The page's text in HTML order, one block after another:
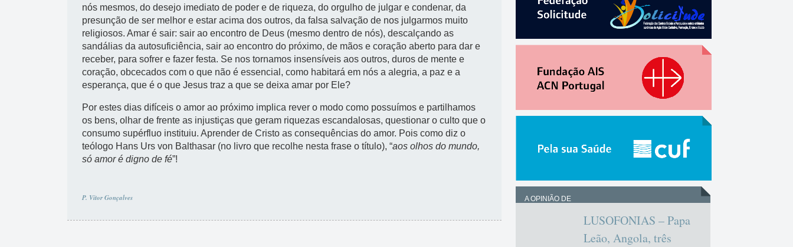
nós mesmos, do desejo imediato de poder e de riqueza, do orgulho de julgar e condenar, da
presunção de ser melhor e estar acima dos outros, da falsa salvação de nos julgarmos muito
religiosos. Amar é sair: sair ao encontro de Deus (mesmo dentro de nós), descalçando as
sandálias da autosuficiência, sair ao encontro do próximo, de mãos e coração aberto para dar e
receber, para sofrer e fazer festa. Se nos tornamos insensíveis aos outros, duros de mente e
coração, obcecados com o que não é essencial, como habitará em nós a alegria, a paz e a
esperança, que é o que Jesus traz a que se deixa amar por Ele?
Por estes dias difíceis o amor ao próximo implica rever o modo como possuímos e partilhamos
os bens, olhar de frente as injustiças que geram riquezas escandalosas, questionar o culto que o
consumo supérfluo instituiu. Aprender de Cristo as consequências do amor. Pois como diz o
teólogo Hans Urs von Balthasar (no livro que recolhe nesta frase o título), “aos olhos do mundo,
só amor é digno de fé”!
P. Vítor Gonçalves A OPINIÃO DE
LUSOFONIAS – Papa
Leão, Angola, três